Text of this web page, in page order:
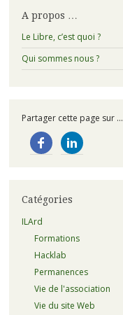
articles
A propos …
Le Libre, c’est quoi ?
Qui sommes nous ?
Partager cette page sur ...
Catégories
ILArd
Formations
Hacklab
Permanences
Vie de l'association
Vie du site Web